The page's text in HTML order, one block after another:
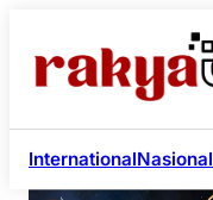
InternationalNasional